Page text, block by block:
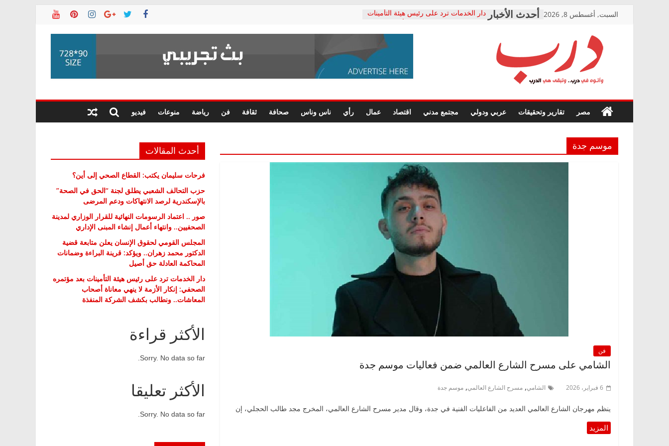
السبت, أغسطس 8, 2026
دار الخدمات ترد على رئيس هيئة التأمينات
معاناة أصحاب المعاشات.. ونطالب بكشف
فرحات سليمان يكتب: القطاع الصحي إلى
حزب التحالف الشعبي يطلق لجنة “الحق
صور .. اعتماد الرسومات النهائية للقرار
الوزاري لمدينة الصحفيين.. وانتهاء أعمال
إنشاء المبنى الإداري
قرينة البراءة وضمانات المحاكمة العادلة
حق أصيل
درب
في
درب..
هي
الدرب
مصر تقارير وتحقيقات عربي ودولي مجتمع مدني اقتصاد عمال رأي ناس وناس صحافة ثقافة فن رياضة منوعات فيديو
موسم جدة
فن
الشامي على مسرح الشارع العالمي ضمن فعاليات موسم جدة
6 فبراير، 2026 الشامي, مسرح الشارع العالمي, موسم جدة
ينظم مهرجان الشارع العالمي العديد من الفاعليات الفنية في جدة، وقال مدير مسرح الشارع العالمي، المخرج مجد طالب الحجلي، إن
أحدث المقالات
فرحات سليمان يكتب: القطاع الصحي إلى أين؟
حزب التحالف الشعبي يطلق لجنة “الحق في الصحة”
بالإسكندرية لرصد الانتهاكات ودعم المرضى
صور .. اعتماد الرسومات النهائية للقرار الوزاري لمدينة
الصحفيين.. وانتهاء أعمال إنشاء المبنى الإداري
المجلس القومي لحقوق الإنسان يعلن متابعة قضية
الدكتور محمد زهران.. ويؤكد: قرينة البراءة وضمانات
المحاكمة العادلة حق أصيل
دار الخدمات ترد على رئيس هيئة التأمينات بعد مؤتمره
الصحفي: إنكار الأزمة لا ينهي معاناة أصحاب
المعاشات.. ونطالب بكشف الشركة المنفذة
الأكثر قراءة
Sorry. No data so far.
الأكثر تعليقا
Sorry. No data so far.